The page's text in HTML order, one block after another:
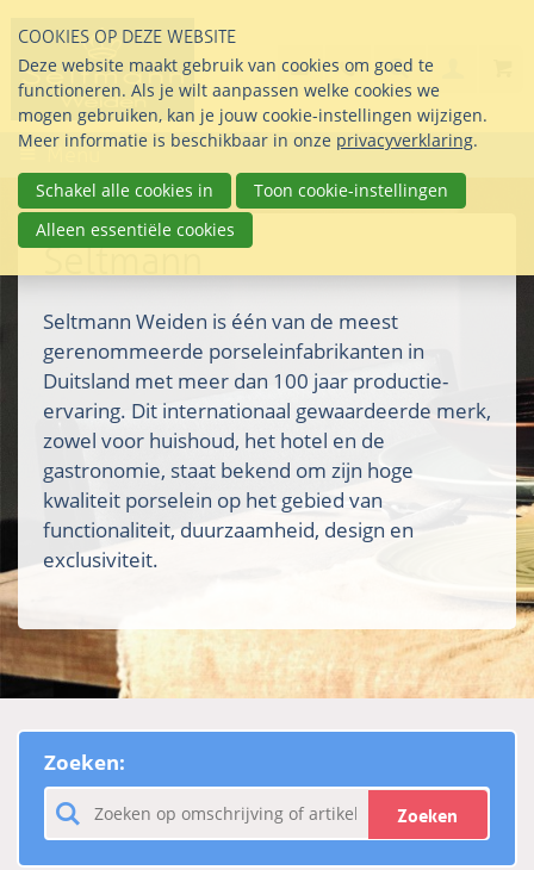
links
over
Direct
naar
inhoud
Direct
naar
het
info@seltmann-
Stel uw vraag
085 76 07 000
Search
Menu
Seltmann
Seltmann Weiden is één van de meest
gerenommeerde porseleinfabrikanten in
Duitsland met meer dan 100 jaar productie-
ervaring. Dit internationaal gewaardeerde merk,
zowel voor huishoud, het hotel en de
gastronomie, staat bekend om zijn hoge
kwaliteit porselein op het gebied van
functionaliteit, duurzaamheid, design en
exclusiviteit.
Zoeken:
Zoeken
COOKIES OP DEZE WEBSITE
Deze website maakt gebruik van cookies om goed te
functioneren. Als je wilt aanpassen welke cookies we
mogen gebruiken, kan je jouw cookie-instellingen wijzigen.
Meer informatie is beschikbaar in onze privacyverklaring.
Schakel alle cookies in
Toon cookie-instellingen
Alleen essentiële cookies